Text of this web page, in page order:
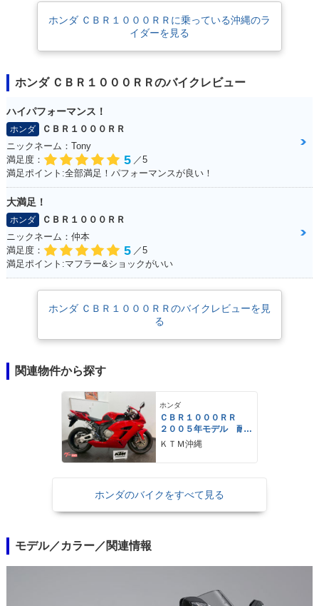
ホンダ ＣＢＲ１０００ＲＲに乗っている沖縄のラ
イダーを見る
ホンダ ＣＢＲ１０００ＲＲのバイクレビュー
ハイパフォーマンス！
ホンダ
ＣＢＲ１０００ＲＲ
ニックネーム：Tony
満足度：
5 ／5
満足ポイント:全部満足！パフォーマンスが良い！
大満足！
ホンダ
ＣＢＲ１０００ＲＲ
ニックネーム：仲本
満足度：
5 ／5
満足ポイント:マフラー&ショックがいい
ホンダ ＣＢＲ１０００ＲＲのバイクレビューを見
る
関連物件から探す
ホンダ
ＣＢＲ１０００ＲＲ
２００５年モデル 耐
久カウル仕様
ＫＴＭ沖縄
ホンダのバイクをすべて見る
モデル／カラー／関連情報